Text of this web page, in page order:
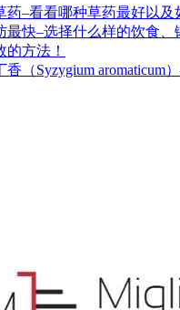
药–看看哪种草药最好以及
最快–选择什么样的饮食、
方法！
（Syzygium aromaticum